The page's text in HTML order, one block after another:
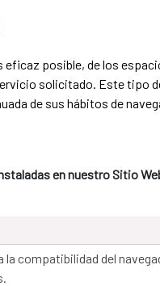
posible, de los
solicitado. Este tipo
de sus hábitos de
en nuestro Sitio
la compatibilidad del